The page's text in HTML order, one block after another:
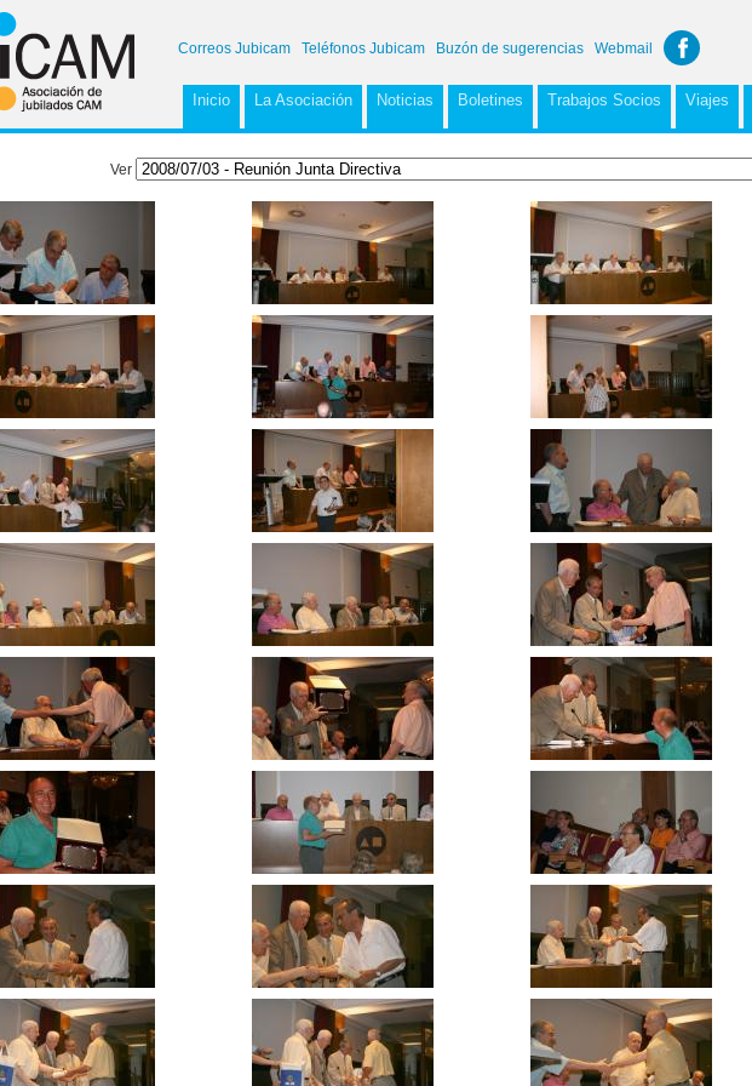
Correos Jubicam Teléfonos Jubicam Buzón de sugerencias Webmail
Inicio La Asociación Noticias Boletines Trabajos Socios Viajes
Ver